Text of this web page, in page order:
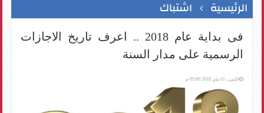
الرئيسية اشتباك
فى بداية عام 2018 .. اعرف تاريخ الاجازات
الرسمية على مدار السنة
الإثنين، 01 يناير 2018 05:00 م